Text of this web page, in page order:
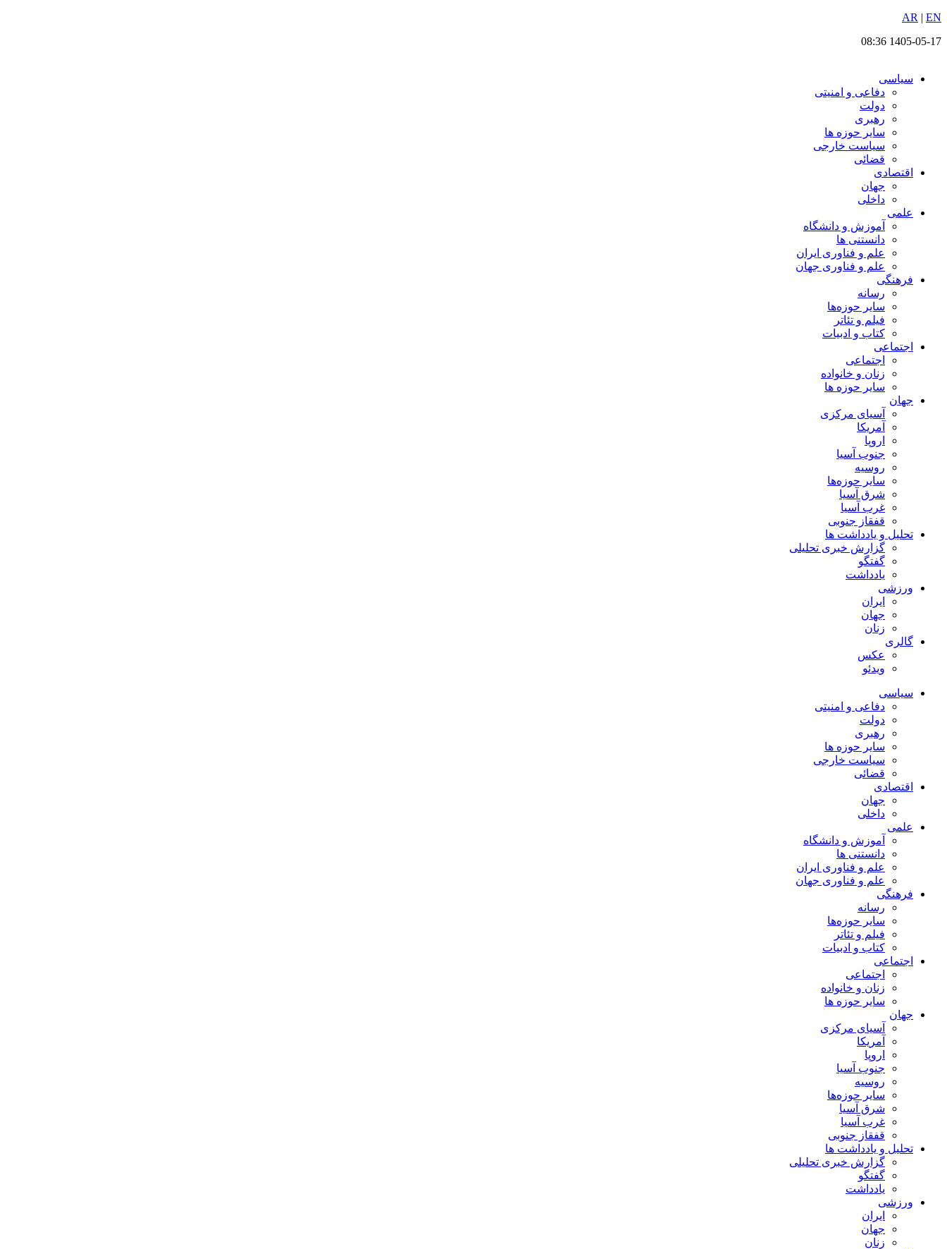
پرش
محتوا
AR | EN
1405-05-17 08:36
سیاسی
دفاعی و امنیتی
دولت
رهبری
سایر حوزه ها
سیاست خارجی
قضائی
اقتصادی
جهان
داخلی
علمی
آموزش و دانشگاه
دانستنی ها
علم و فناوری ایران
علم و فناوری جهان
فرهنگی
رسانه
سایر حوزه‌ها
فیلم و تئاتر
کتاب و ادبیات
اجتماعی
اجتماعی
زنان و خانواده
سایر حوزه ها
جهان
آسیای مرکزی
آمریکا
اروپا
جنوب آسیا
روسیه
سایر حوزه‌ها
شرق آسیا
غرب آسیا
قفقاز جنوبی
تحلیل و یادداشت ها
گزارش خبری تحلیلی
گفتگو
یادداشت
ورزشی
ایران
جهان
زنان
گالری
عکس
ویدئو
سیاسی
دفاعی و امنیتی
دولت
رهبری
سایر حوزه ها
سیاست خارجی
قضائی
اقتصادی
جهان
داخلی
علمی
آموزش و دانشگاه
دانستنی ها
علم و فناوری ایران
علم و فناوری جهان
فرهنگی
رسانه
سایر حوزه‌ها
فیلم و تئاتر
کتاب و ادبیات
اجتماعی
اجتماعی
زنان و خانواده
سایر حوزه ها
جهان
آسیای مرکزی
آمریکا
اروپا
جنوب آسیا
روسیه
سایر حوزه‌ها
شرق آسیا
غرب آسیا
قفقاز جنوبی
تحلیل و یادداشت ها
گزارش خبری تحلیلی
گفتگو
یادداشت
ورزشی
ایران
جهان
زنان